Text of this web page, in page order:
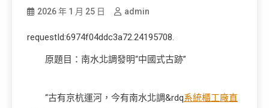
2026 年 1 月 25 日 admin
requestId:6974f04ddc3a72.24195708.
原題目：南水北調發明“中國式古跡”
“古有京杭運河，今有南水北調&rdq系統櫃工廠直